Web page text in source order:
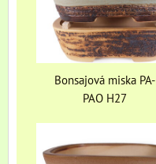
Bonsajová miska PA-
PAO H27